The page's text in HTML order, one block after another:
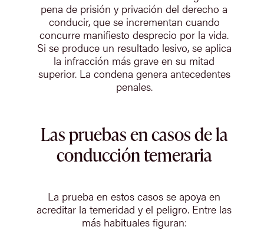
pena de prisión y privación del derecho a
conducir, que se incrementan cuando
concurre manifiesto desprecio por la vida.
Si se produce un resultado lesivo, se aplica
la infracción más grave en su mitad
superior. La condena genera antecedentes
penales.
Las pruebas en casos de la
conducción temeraria
La prueba en estos casos se apoya en
acreditar la temeridad y el peligro. Entre las
más habituales figuran: